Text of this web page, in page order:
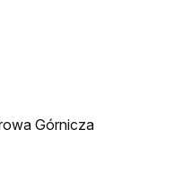
Górnicza